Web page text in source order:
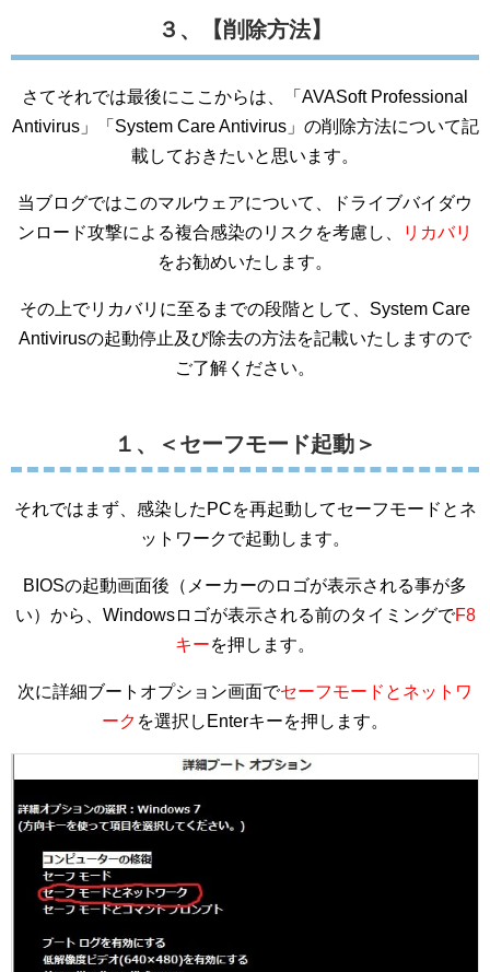
３、【削除方法】
さてそれでは最後にここからは、「AVASoft Professional
Antivirus」「System Care Antivirus」の削除方法について記
載しておきたいと思います。
当ブログではこのマルウェアについて、ドライブバイダウ
ンロード攻撃による複合感染のリスクを考慮し、
リカバリ
をお勧めいたします。
その上でリカバリに至るまでの段階として、System Care
Antivirusの起動停止及び除去の方法を記載いたしますので
ご了解ください。
１、＜セーフモード起動＞
それではまず、感染したPCを再起動してセーフモードとネ
ットワークで起動します。
BIOSの起動画面後（メーカーのロゴが表示される事が多
い）から、Windowsロゴが表示される前のタイミングでF8
キーを押します。
次に詳細ブートオプション画面でセーフモードとネットワ
ーク を選択しEnterキーを押します。